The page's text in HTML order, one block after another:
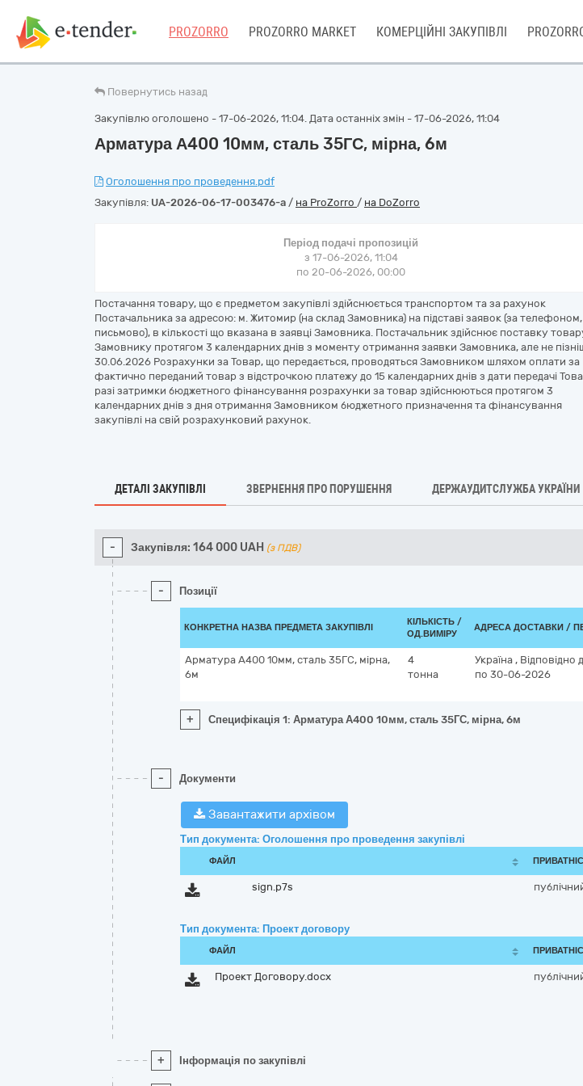
PROZORRO PROZORRO MARKET КОМЕРЦІЙНІ ЗАКУПІВЛІ
Повернутись назад
Закупівлю оголошено - 17-06-2026, 11:04. Дата останніх змін - 17-06-2026, 11:04
Арматура А400 10мм, сталь 35ГС, мірна, 6м
Оголошення про проведення.pdf
Закупівля: UA-2026-06-17-003476-a / на ProZorro / на DoZorro
Період подачі пропозицій
з 17-06-2026, 11:04
по 20-06-2026, 00:00
Постачання товару, що є предметом закупівлі здійснюється транспортом та за рахунок
Постачальника за адресою: м. Житомир (на склад Замовника) на підставі заявок (за
письмово), в кількості що вказана в заявці Замовника. Постачальник здійснює поставку
Замовнику протягом 3 календарних днів з моменту отримання заявки Замовника, але не
30.06.2026 Розрахунки за Товар, що передається, проводяться Замовником шляхом оплати за
фактично переданий товар з відстрочкою платежу до 15 календарних днів з дати передачі
разі затримки бюджетного фінансування розрахунки за товар здійснюються протягом 3
календарних днів з дня отримання Замовником бюджетного призначення та фінансування
закупівлі на свій розрахунковий рахунок.
ДЕТАЛІ ЗАКУПІВЛІ ЗВЕРНЕННЯ ПРО ПОРУШЕННЯ ДЕРЖАУДИТСЛУЖБА УКРАЇНИ
- Закупівля: 164 000 UAH (з ПДВ)
- Позиції
КОНКРЕТНА НАЗВА ПРЕДМЕТА ЗАКУПІВЛІ
КІЛЬКІСТЬ /
ОД.ВИМІРУ
АДРЕСА ДОСТАВКИ /
Арматура А400 10мм, сталь 35ГС, мірна,
6м
4
тонна
Україна , Відповідно
по 30-06-2026
+ Специфікація 1: Арматура А400 10мм, сталь 35ГС, мірна, 6м
- Документи
Завантажити архівом
Тип документа: Оголошення про проведення закупівлі
ФАЙЛ
sign.p7s
Тип документа: Проект договору
ФАЙЛ
Проект Договору.docx
+ Інформація по закупівлі